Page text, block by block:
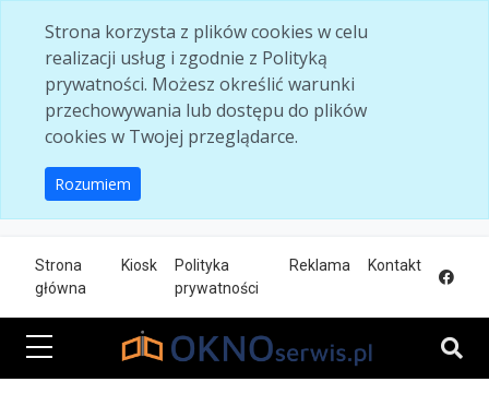
Strona korzysta z plików cookies w celu
realizacji usług i zgodnie z Polityką
prywatności. Możesz określić warunki
przechowywania lub dostępu do plików
cookies w Twojej przeglądarce.
Rozumiem
Strona
główna
Kiosk
Polityka
prywatności
Reklama Kontakt